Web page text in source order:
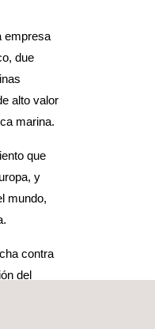
empresa
due
alto valor
marina.
que
y
mundo,
contra
del